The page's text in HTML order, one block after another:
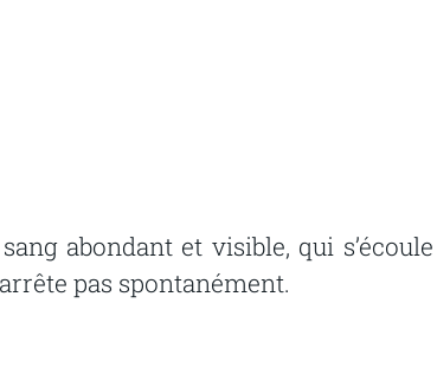
abondant et visible, qui
pas spontanément.